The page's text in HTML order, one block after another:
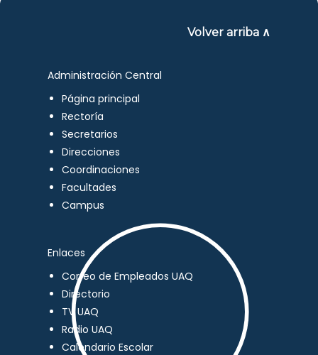
Volver arriba ∧
Administración Central
Página principal
Rectoría
Secretarios
Direcciones
Coordinaciones
Facultades
Campus
Enlaces
Correo de Empleados UAQ
Directorio
TV UAQ
Radio UAQ
Calendario Escolar